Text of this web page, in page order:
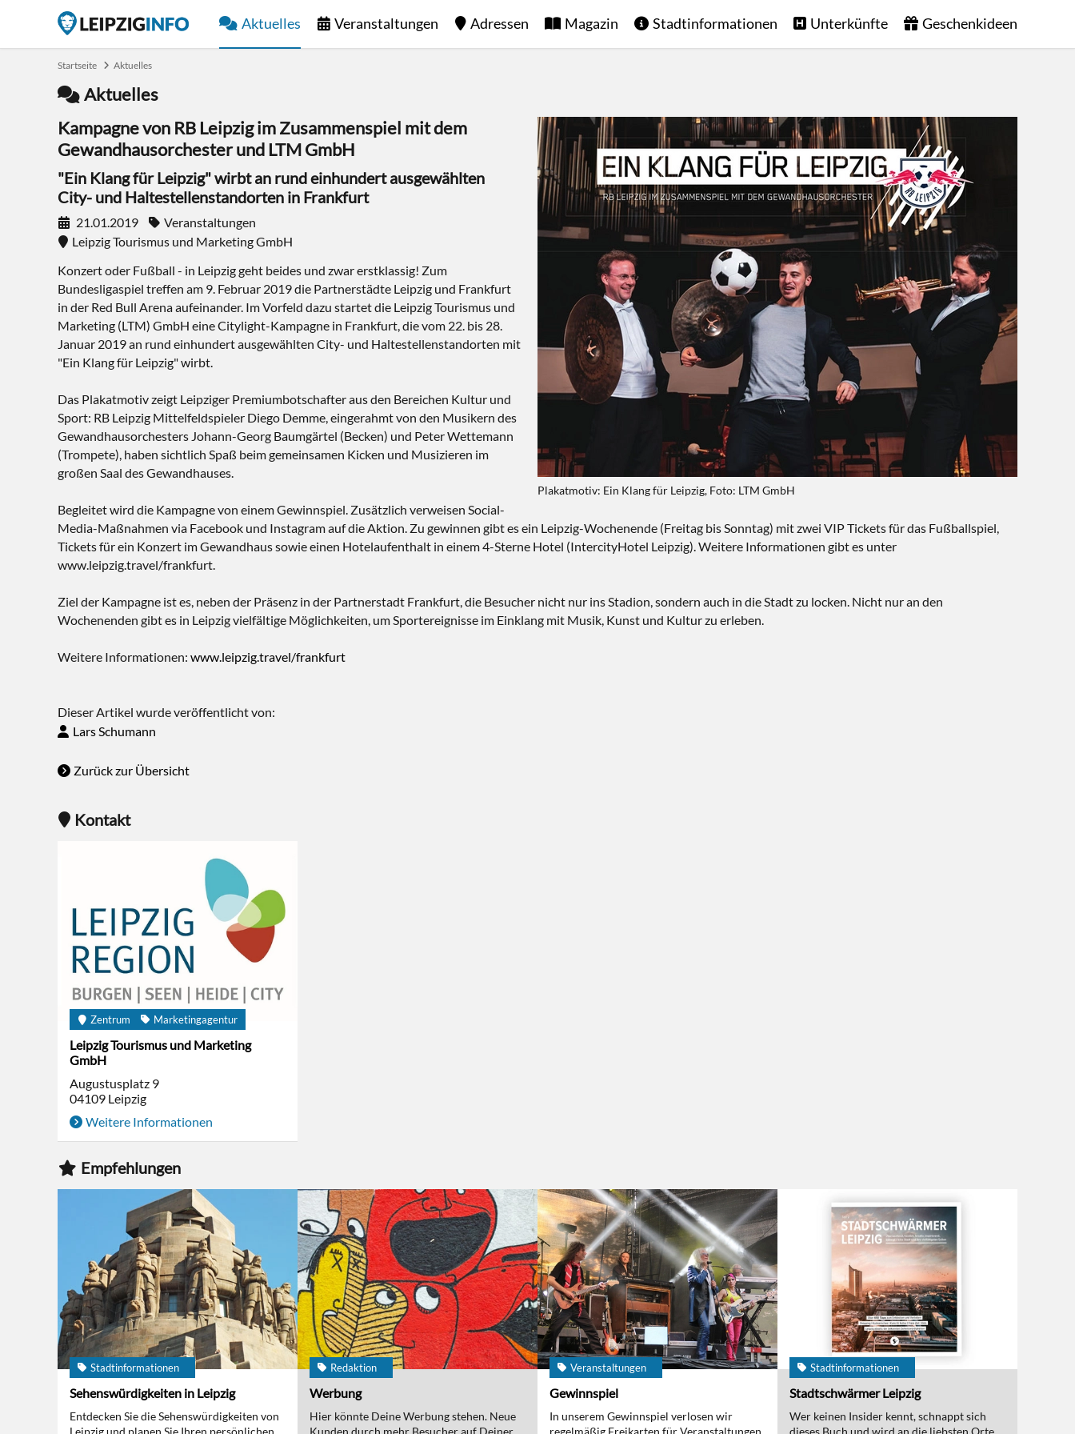
Aktuelles Veranstaltungen Adressen Magazin Stadtinformationen Unterkünfte Geschenkideen
Startseite Aktuelles
Aktuelles
Plakatmotiv: Ein Klang für Leipzig, Foto: LTM GmbH
Kampagne von RB Leipzig im Zusammenspiel mit dem
Gewandhausorchester und LTM GmbH
"Ein Klang für Leipzig" wirbt an rund einhundert ausgewählten
City- und Haltestellenstandorten in Frankfurt
21.01.2019
Veranstaltungen
Leipzig Tourismus und Marketing GmbH
Konzert oder Fußball - in Leipzig geht beides und zwar erstklassig! Zum
Bundesligaspiel treffen am 9. Februar 2019 die Partnerstädte Leipzig und Frankfurt
in der Red Bull Arena aufeinander. Im Vorfeld dazu startet die Leipzig Tourismus und
Marketing (LTM) GmbH eine Citylight-Kampagne in Frankfurt, die vom 22. bis 28.
Januar 2019 an rund einhundert ausgewählten City- und Haltestellenstandorten mit
"Ein Klang für Leipzig" wirbt.
Das Plakatmotiv zeigt Leipziger Premiumbotschafter aus den Bereichen Kultur und
Sport: RB Leipzig Mittelfeldspieler Diego Demme, eingerahmt von den Musikern des
Gewandhausorchesters Johann-Georg Baumgärtel (Becken) und Peter Wettemann
(Trompete), haben sichtlich Spaß beim gemeinsamen Kicken und Musizieren im
großen Saal des Gewandhauses.
Begleitet wird die Kampagne von einem Gewinnspiel. Zusätzlich verweisen Social-
Media-Maßnahmen via Facebook und Instagram auf die Aktion. Zu gewinnen gibt es ein Leipzig-Wochenende (Freitag bis Sonntag) mit zwei VIP Tickets für das Fußballspiel,
Tickets für ein Konzert im Gewandhaus sowie einen Hotelaufenthalt in einem 4-Sterne Hotel (IntercityHotel Leipzig). Weitere Informationen gibt es unter
www.leipzig.travel/frankfurt.
Ziel der Kampagne ist es, neben der Präsenz in der Partnerstadt Frankfurt, die Besucher nicht nur ins Stadion, sondern auch in die Stadt zu locken. Nicht nur an den
Wochenenden gibt es in Leipzig vielfältige Möglichkeiten, um Sportereignisse im Einklang mit Musik, Kunst und Kultur zu erleben.
Weitere Informationen: www.leipzig.travel/frankfurt
Dieser Artikel wurde veröffentlicht von:
Lars Schumann
Zurück zur Übersicht
Kontakt
Zentrum Marketingagentur
Leipzig Tourismus und Marketing
GmbH
Augustusplatz 9
04109 Leipzig
Weitere Informationen
Empfehlungen
Stadtinformationen
Sehenswürdigkeiten in Leipzig
Entdecken Sie die Sehenswürdigkeiten von
Leipzig und planen Sie Ihren persönlichen
Redaktion
Werbung
Hier könnte Deine Werbung stehen. Neue
Kunden durch mehr Besucher auf Deiner
Veranstaltungen
Gewinnspiel
In unserem Gewinnspiel verlosen wir
regelmäßig Freikarten für Veranstaltungen
Stadtinformationen
Stadtschwärmer Leipzig
Wer keinen Insider kennt, schnappt sich
dieses Buch und wird an die liebsten Orte